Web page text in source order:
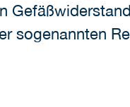
sogenannten